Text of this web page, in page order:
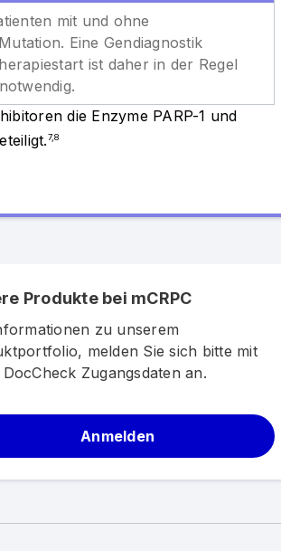
mit und ohne
Eine Gendiagnostik
ist daher in der Regel
die Enzyme PARP-1 und
7,8
Produkte bei mCRPC
zu unserem
melden Sie sich bitte mit
Zugangsdaten an.
Anmelden